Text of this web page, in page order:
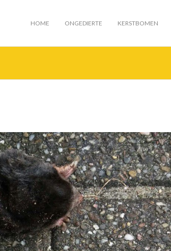
HOME ONGEDIERTE KERSTBOMEN